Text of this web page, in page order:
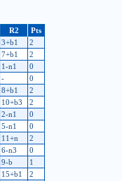
R2
Pts
3+b1
2
7+b1
2
1-n1
0
-
0
8+b1
2
10+b3
2
2-n1
0
5-n1
0
11+n
2
6-n3
0
9-b
1
15+b1
2